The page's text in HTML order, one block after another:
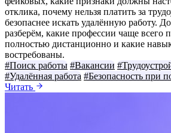
отклика, почему нельзя платить за
безопаснее искать удалённую работу.
разберём, какие профессии чаще всего
полностью дистанционно и какие
востребованы.
#Поиск работы #Вакансии
#Удалённая работа #Безопасность при
Читать